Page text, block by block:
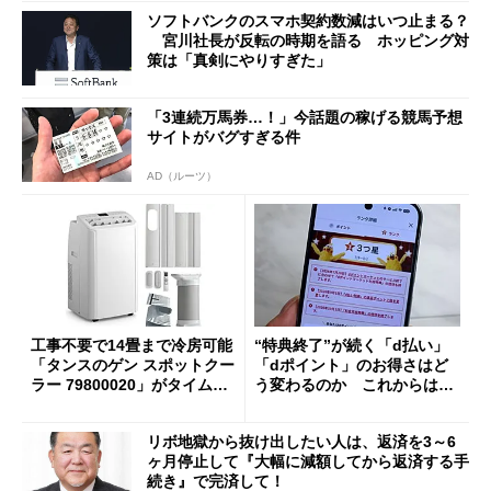
ソフトバンクのスマホ契約数減はいつ止まる？
宮川社長が反転の時期を語る ホッピング対
策は「真剣にやりすぎた」
「3連続万馬券…！」今話題の稼げる競馬予想
サイトがバグすぎる件
AD（ルーツ）
工事不要で14畳まで冷房可能
「タンスのゲン スポットクー
ラー 79800020」がタイムセ
“特典終了”が続く「d払い」
「dポイント」のお得さはど
う変わるのか これからは
リボ地獄から抜け出したい人は、返済を3～6
ヶ月停止して『大幅に減額してから返済する手
続き』で完済して！